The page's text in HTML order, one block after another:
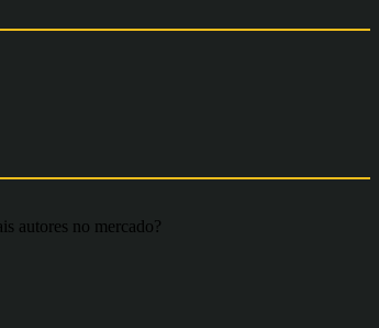
autores no mercado?